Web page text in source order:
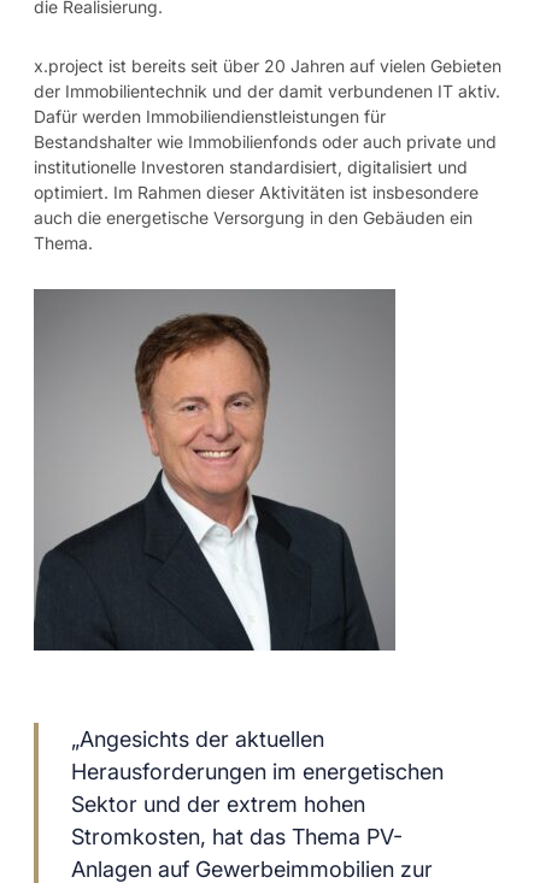
die Realisierung.
x.project ist bereits seit über 20 Jahren auf vielen Gebieten
der Immobilientechnik und der damit verbundenen IT aktiv.
Dafür werden Immobiliendienstleistungen für
Bestandshalter wie Immobilienfonds oder auch private und
institutionelle Investoren standardisiert, digitalisiert und
optimiert. Im Rahmen dieser Aktivitäten ist insbesondere
auch die energetische Versorgung in den Gebäuden ein
Thema.
„Angesichts der aktuellen
Herausforderungen im energetischen
Sektor und der extrem hohen
Stromkosten, hat das Thema PV-
Anlagen auf Gewerbeimmobilien zur